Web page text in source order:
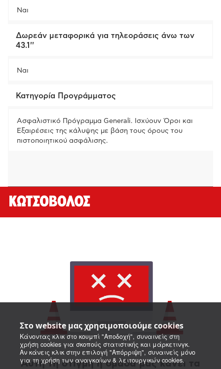
Στο website μας χρησιμοποιούμε cookies
Κάνοντας κλικ στο κουμπί "Αποδοχή", συναινείς στη
χρήση cookies για σκοπούς στατιστικής και μάρκετινγκ.
Αν κάνεις κλικ στην επιλογή "Απόρριψη", συναινείς μόνο
για τη χρήση των αναγκαίων & λειτουργικών cookies.
Ναι
Δωρεάν μεταφορικά για τηλεοράσεις άνω των
43.1''
Ναι
Κατηγορία Προγράμματος
Ασφαλιστικό Πρόγραμμα Generali. Ισχύουν Όροι και
Εξαιρέσεις της κάλυψης με βάση τους όρους του
πιστοποιητικού ασφάλισης.
Αυτή τη στιγμή η ομάδα μας κάνει τα